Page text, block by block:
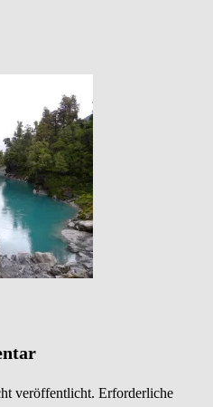
veröffentlicht. Erforderliche